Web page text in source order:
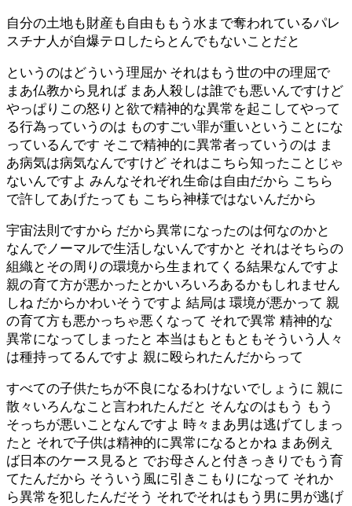
自分の土地も財産も自由ももう水まで奪われているパレ
スチナ人が自爆テロしたらとんでもないことだと
というのはどういう理屈か それはもう世の中の理屈で
まあ仏教から見れば まあ人殺しは誰でも悪いんですけど
やっぱりこの怒りと欲で精神的な異常を起こしてやって
る行為っていうのは ものすごい罪が重いということにな
っているんです そこで精神的に異常者っていうのは ま
あ病気は病気なんですけど それはこちら知ったことじゃ
ないんですよ みんなそれぞれ生命は自由だから こちら
で許してあげたっても こちら神様ではないんだから
宇宙法則ですから だから異常になったのは何なのかと
なんでノーマルで生活しないんですかと それはそちらの
組織とその周りの環境から生まれてくる結果なんですよ
親の育て方が悪かったとかいろいろあるかもしれません
しね だからかわいそうですよ 結局は 環境が悪かって 親
の育て方も悪かっちゃ悪くなって それで異常 精神的な
異常になってしまったと 本当はもともともそういう人々
は種持ってるんですよ 親に殴られたんだからって
すべての子供たちが不良になるわけないでしょうに 親に
散々いろんなこと言われたんだと そんなのはもう もう
そっちが悪いことなんですよ 時々まあ男は逃げてしまっ
たと それで子供は精神的に異常になるとかね まあ例え
ば日本のケース見ると でお母さんと付きっきりでもう育
てたんだから そういう風に引きこもりになって それか
ら異常を犯したんだそう それでそれはもう男に男が逃げ